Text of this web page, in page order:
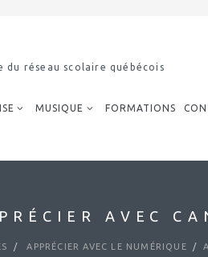
du réseau scolaire québécois
MUSIQUE FORMATIONS
AVEC
APPRÉCIER AVEC LE NUMÉRIQUE